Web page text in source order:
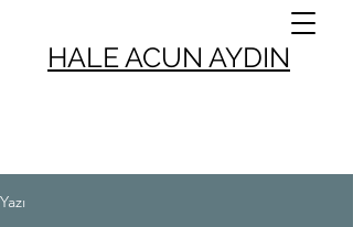
HALE ACUN AYDIN
Yazı